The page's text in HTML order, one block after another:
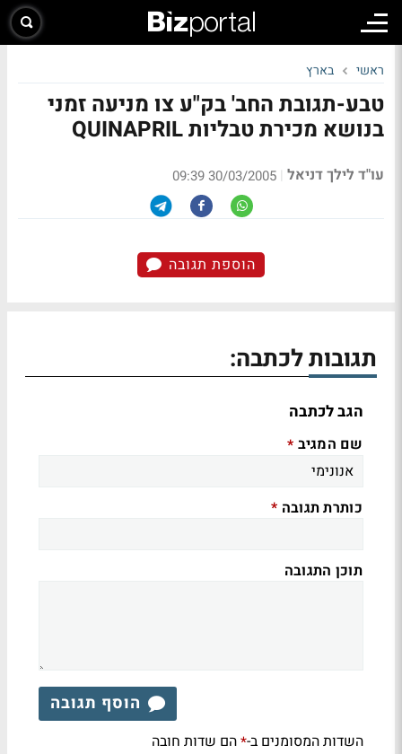
ראשי בארץ
טבע-תגובת החב' בק"ע צו מניעה זמני
בנושא מכירת טבליות QUINAPRIL
עו"ד לילך דניאל |
30/03/2005 09:39
הוספת תגובה
תגובות לכתבה:
הגב לכתבה
שם המגיב *
כותרת תגובה *
תוכן התגובה
הוסף תגובה
השדות המסומנים ב-*הם שדות חובה